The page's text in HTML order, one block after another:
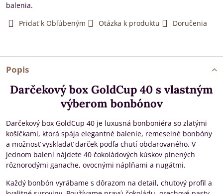
balenia.
Pridať k Obľúbeným
Otázka k produktu Doručenia
Popis
Darčekový box GoldCup 40 s vlastným
výberom bonbónov
Darčekový box GoldCup 40 je luxusná bonboniéra so zlatými
košíčkami, ktorá spája elegantné balenie, remeselné bonbóny
a možnosť vyskladať darček podľa chutí obdarovaného. V
jednom balení nájdete 40 čokoládových kúskov plnených
rôznorodými ganache, ovocnými náplňami a nugátmi.
Každý bonbón vyrábame s dôrazom na detail, chuťový profil a